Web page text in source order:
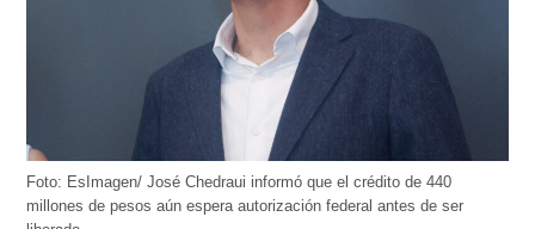
Foto: EsImagen/ José Chedraui informó que el crédito de 440
millones de pesos aún espera autorización federal antes de ser